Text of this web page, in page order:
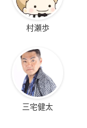
村瀬歩
三宅健太